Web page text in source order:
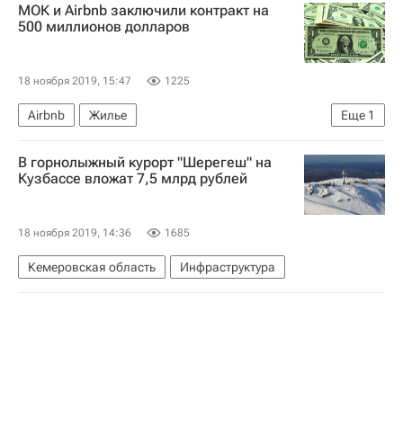
Настюша
Игорь Пинкевич
МОК и Airbnb заключили контракт на
500 миллионов долларов
18 ноября 2019, 15:47 1225
Еще 1
Airbnb
Жилье
Международный олимпийский комитет (МОК)
В горнолыжный курорт "Шерегеш" на
Кузбассе вложат 7,5 млрд рублей
18 ноября 2019, 14:36 1685
Кемеровская область Инфраструктура